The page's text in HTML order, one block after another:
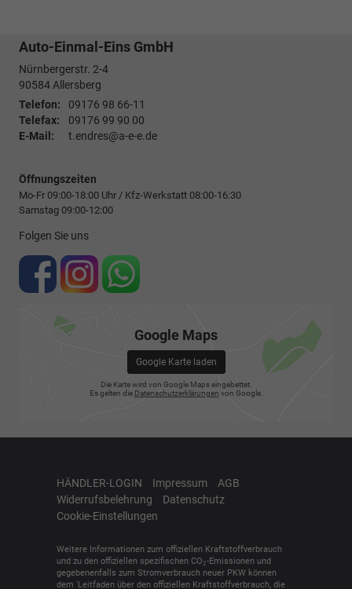
Auto-Einmal-Eins GmbH
Nürnbergerstr. 2-4
90584Allersberg
Telefon:
09176 98 66-11
Telefax:
09176 99 90 00
E-Mail:
t.endres@a-e-e.de
Öffnungszeiten
Mo-Fr 09:00-18:00 Uhr / Kfz-Werkstatt 08:00-16:30
Samstag 09:00-12:00
Folgen Sie uns
Google Maps
Google Karte laden
Die Karte wird von Google Maps eingebettet.
Es gelten die Datenschutzerklärungen von Google.
HÄNDLER-LOGIN Impressum
AGB
Widerrufsbelehrung
Datenschutz
Cookie-Einstellungen
Weitere Informationen zum offiziellen Kraftstoffverbrauch
und zu den offiziellen spezifischen CO2-Emissionen und
gegebenenfalls zum Stromverbrauch neuer PKW können
dem 'Leitfaden über den offiziellen Kraftstoffverbrauch, die